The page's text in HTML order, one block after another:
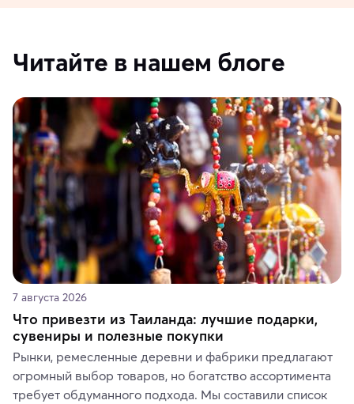
Читайте в нашем блоге
7 августа 2026
Что привезти из Таиланда: лучшие подарки,
сувениры и полезные покупки
Рынки, ремесленные деревни и фабрики предлагают
огромный выбор товаров, но богатство ассортимента
требует обдуманного подхода. Мы составили список